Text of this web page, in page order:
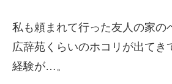
私も頼まれて行った友人の家の
広辞苑くらいのホコリが出てき
経験が…。